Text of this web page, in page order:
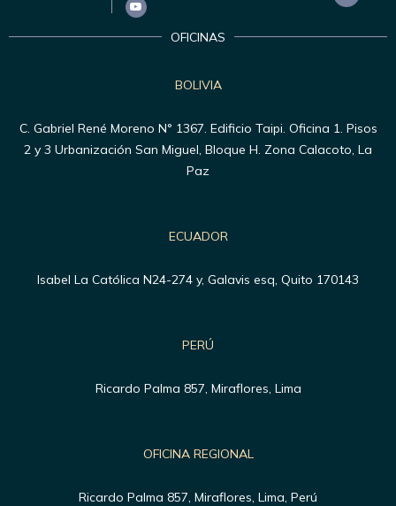
OFICINAS
BOLIVIA
C. Gabriel René Moreno N° 1367. Edificio Taipi. Oficina 1. Pisos
2 y 3 Urbanización San Miguel, Bloque H. Zona Calacoto, La
Paz
ECUADOR
Isabel La Católica N24-274 y, Galavis esq, Quito 170143
PERÚ
Ricardo Palma 857, Miraflores, Lima
OFICINA REGIONAL
Ricardo Palma 857, Miraflores, Lima, Perú